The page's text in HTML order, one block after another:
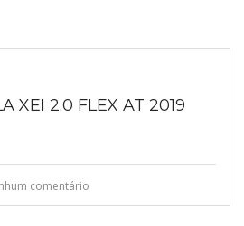
XEI 2.0 FLEX AT 2019
comentário